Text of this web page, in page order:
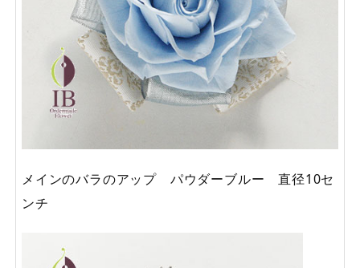
メインのバラのアップ パウダーブルー 直径10セ
ンチ